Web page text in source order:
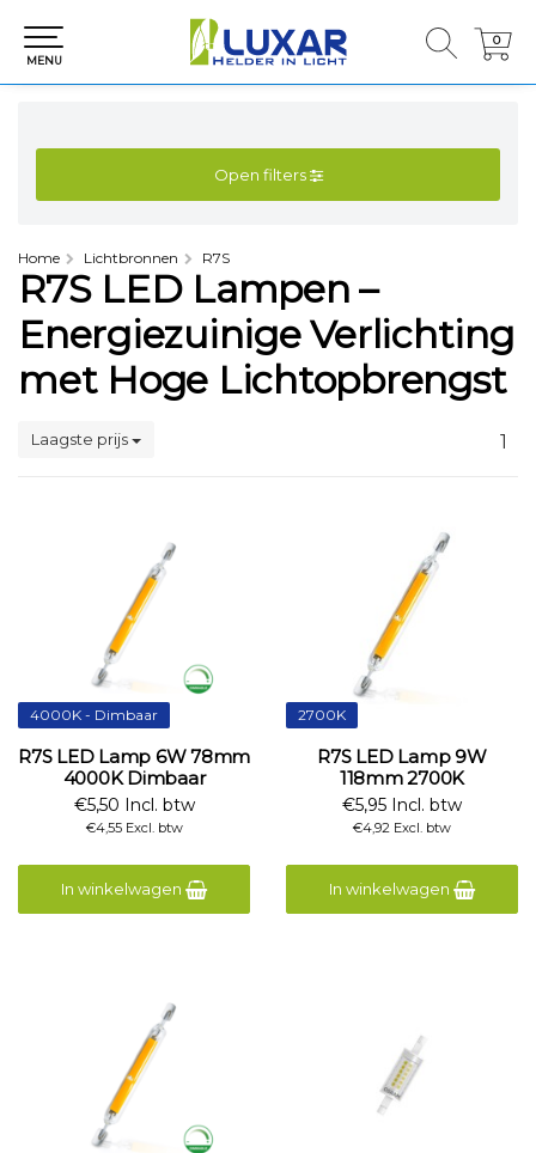
0
0
MENU
Open filters
Home Lichtbronnen R7S
R7S LED Lampen –
Energiezuinige Verlichting
met Hoge Lichtopbrengst
Laagste prijs 1
4000K - Dimbaar
R7S LED Lamp 6W 78mm
4000K Dimbaar
€5,50 Incl. btw
€4,55 Excl. btw
In winkelwagen
2700K
R7S LED Lamp 9W
118mm 2700K
€5,95 Incl. btw
€4,92 Excl. btw
In winkelwagen